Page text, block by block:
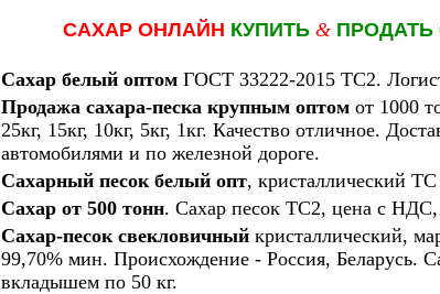
САХАР ОНЛАЙН КУПИТЬ &
Сахар белый оптом ГОСТ 33222-2015 ТС2.
Продажа сахара-песка крупным оптом от 1000
25кг, 15кг, 10кг, 5кг, 1кг. Качество отличное.
автомобилями и по железной дороге.
Сахарный песок белый опт, кристаллический
Сахар от 500 тонн. Сахар песок ТС2, цена с НДС,
Сахар-песок свекловичный кристаллический,
99,70% мин. Происхождение - Россия, Беларусь.
вкладышем по 50 кг.